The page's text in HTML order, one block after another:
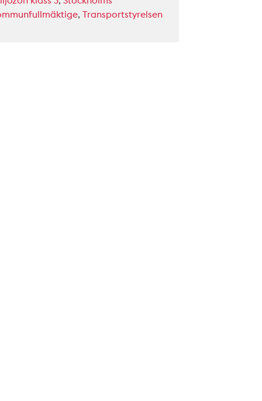
, Transportstyrelsen